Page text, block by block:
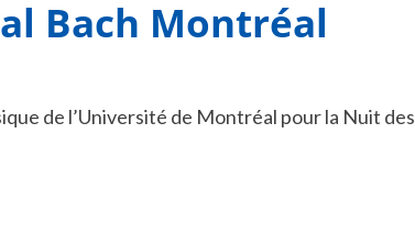
Bach Montréal
de l’Université de Montréal pour la Nuit des